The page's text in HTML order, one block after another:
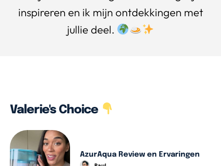
inspireren en ik mijn ontdekkingen met
jullie deel.
Valerie's Choice
AzurAqua Review en Ervaringen